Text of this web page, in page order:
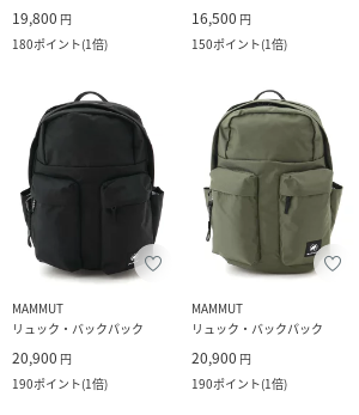
19,800 円
180ポイント(1倍)
16,500 円
150ポイント(1倍)
MAMMUT
リュック・バックパック
20,900 円
190ポイント(1倍)
MAMMUT
リュック・バックパック
20,900 円
190ポイント(1倍)